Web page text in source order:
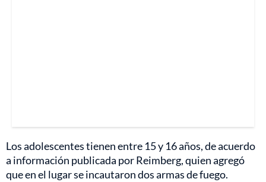
Los adolescentes tienen entre 15 y 16 años, de acuerdo
a información publicada por Reimberg, quien agregó
que en el lugar se incautaron dos armas de fuego.